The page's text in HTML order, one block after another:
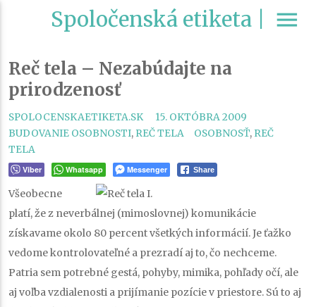
Spoločenská etiketa | menu
Reč tela – Nezabúdajte na
prirodzenosť
SPOLOCENSKAETIKETA.SK 15. OKTÓBRA 2009
BUDOVANIE OSOBNOSTI, REČ TELA TAGS
OSOBNOSŤ, REČ
TELA
Viber Whatsapp Messenger Share
Všeobecne
platí, že z neverbálnej (mimoslovnej) komunikácie
získavame okolo 80 percent všetkých informácií. Je ťažko
vedome kontrolovateľné a prezradí aj to, čo nechceme.
Patria sem potrebné gestá, pohyby, mimika, pohľady očí, ale
aj voľba vzdialenosti a prijímanie pozície v priestore. Sú to aj